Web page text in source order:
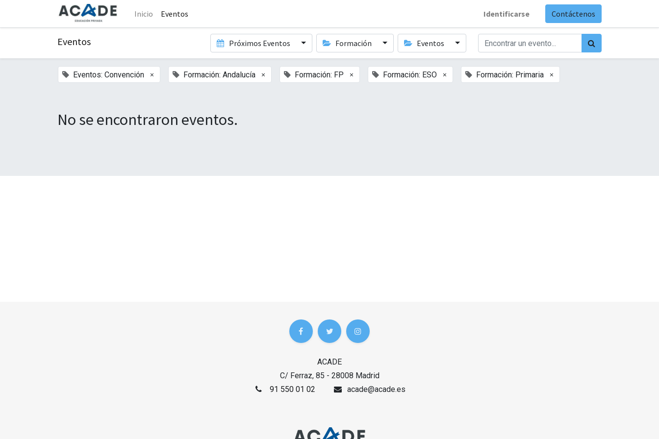
Inicio Eventos Identificarse Contáctenos
Eventos Próximos Eventos Formación Eventos
Eventos: Convención × Formación: Andalucía × Formación: FP × Formación: ESO × Formación: Primaria ×
No se encontraron eventos.
ACADE
C/ Ferraz, 85 - 28008 Madrid
91 550 01 02
acade@acade.es